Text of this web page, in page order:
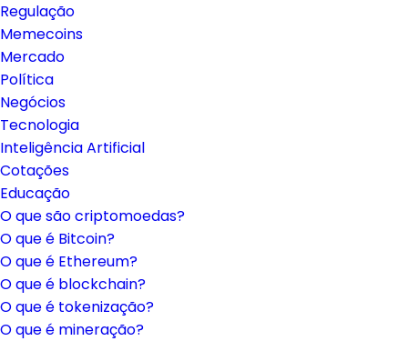
Regulação
Memecoins
Mercado
Política
Negócios
Tecnologia
Inteligência Artificial
Cotações
Educação
O que são criptomoedas?
O que é Bitcoin?
O que é Ethereum?
O que é blockchain?
O que é tokenização?
O que é mineração?